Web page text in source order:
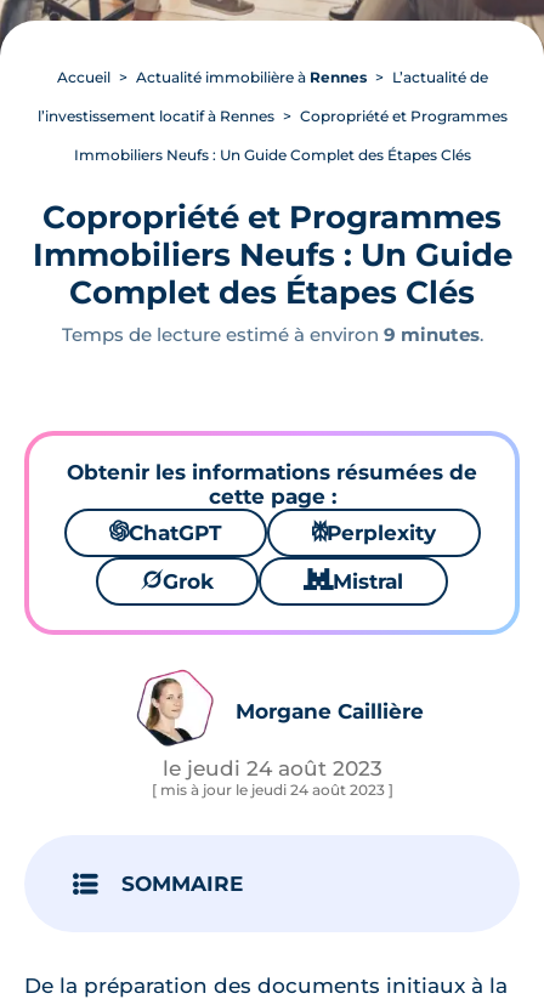
Accueil Actualité immobilière à Rennes L’actualité de
l’investissement locatif à Rennes Copropriété et Programmes
Immobiliers Neufs : Un Guide Complet des Étapes Clés
Copropriété et Programmes
Immobiliers Neufs : Un Guide
Complet des Étapes Clés
Temps de lecture estimé à environ 9 minutes.
Obtenir les informations résumées de
cette page :
🌌ChatGPT ⚙Perplexity
🪐Grok 🐱 Mistral
Morgane Caillière
le jeudi 24 août 2023
[ mis à jour le jeudi 24 août 2023 ]
SOMMAIRE
De la préparation des documents initiaux à la